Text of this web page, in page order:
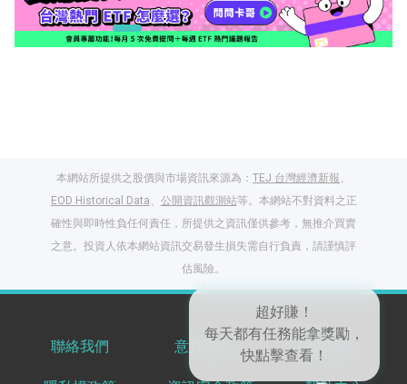
本網站所提供之股價與市場資訊來源為： TEJ 台灣經濟新報
EOD Historical Data
公開資訊觀測站等。本網站不對資料之正
確性與即時性負任何責任，所提供之資訊僅供參考，無推介買賣
之意。投資人依本網站資訊交易發生損失需自行負責，請謹慎評
估風險。
聯絡我們 意見反饋 服務條款
登入股感會員，閱讀
任一文章